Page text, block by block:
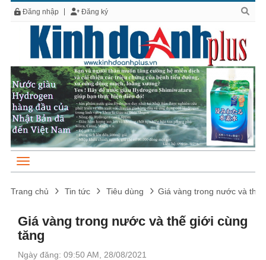
Đăng nhập Đăng ký
Trang chủ Tin tức Tiêu dùng Giá vàng trong nước và thế
Giá vàng trong nước và thế giới cùng
tăng
Ngày đăng: 09:50 AM, 28/08/2021